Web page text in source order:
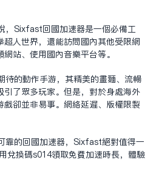
，Sixfast回国加速器是一个必备工
人世界，还能访问国内其他受限网
站、使用国内音乐平台等。
待的动作手游，其精美的画面、流畅
引了众多玩家。但是，对于身处海外
却并非易事。网络延迟、版权限制
靠的回国加速器，Sixfast绝对值得一
兑换码s014领取免费加速时长，体验